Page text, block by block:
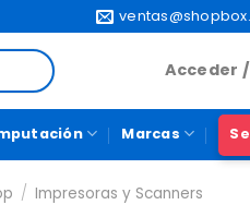
Acceder
Marcas
/ Impresoras y Scanners